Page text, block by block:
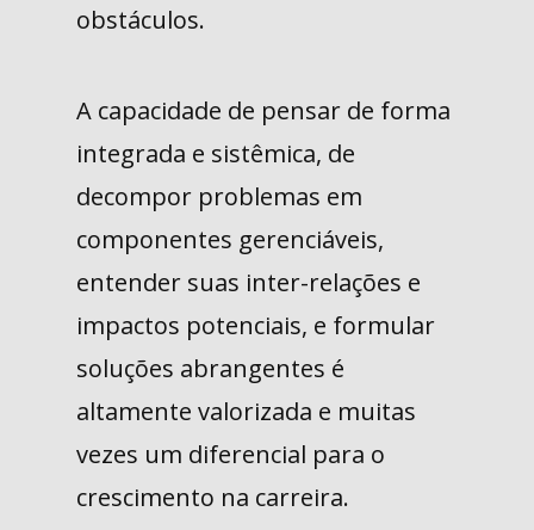
obstáculos.
A capacidade de pensar de forma
integrada e sistêmica, de
decompor problemas em
componentes gerenciáveis,
entender suas inter-relações e
impactos potenciais, e formular
soluções abrangentes é
altamente valorizada e muitas
vezes um diferencial para o
crescimento na carreira.